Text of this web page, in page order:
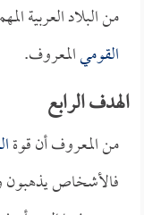
من البلاد العربية
القوميالمعروف.
الهدف الرابع
من المعروف أن قوة
فالأشخاص يذهبون